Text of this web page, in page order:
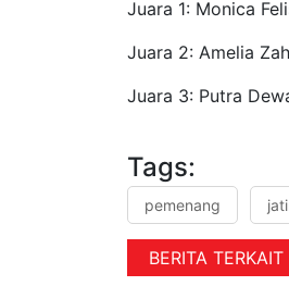
Juara 1: Monica
Juara 2: Amelia
Juara 3: Putra
Tags:
pemenang
BERITA TERKAIT